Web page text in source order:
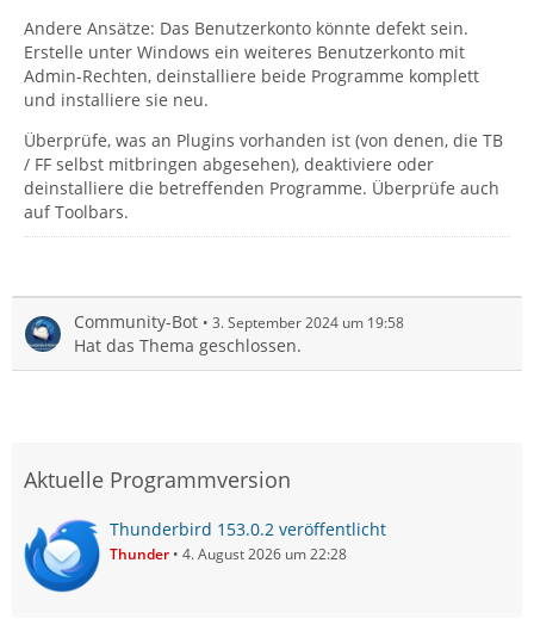
Andere Ansätze: Das Benutzerkonto könnte defekt sein.
Erstelle unter Windows ein weiteres Benutzerkonto mit
Admin-Rechten, deinstalliere beide Programme komplett
und installiere sie neu.
Überprüfe, was an Plugins vorhanden ist (von denen, die TB
/ FF selbst mitbringen abgesehen), deaktiviere oder
deinstalliere die betreffenden Programme. Überprüfe auch
auf Toolbars.
Community-Bot 3. September 2024 um 19:58
Hat das Thema geschlossen.
Aktuelle Programmversion
Thunderbird 153.0.2 veröffentlicht
Thunder 4. August 2026 um 22:28